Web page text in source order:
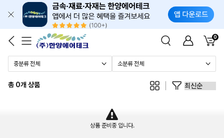
0
총 0개 상품
상품 준비중 입니다.